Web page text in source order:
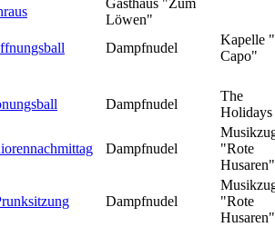
Gasthaus "Zum
Löwen"
Dampfnudel
Kapelle
Capo"
Dampfnudel
The
Holidays
Dampfnudel
"Rote
Husaren"
Dampfnudel
"Rote
Husaren"